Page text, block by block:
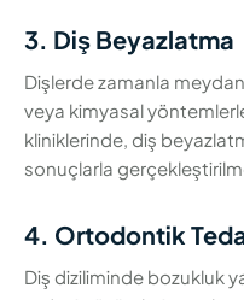
3. Diş Beyazlatma
Dişlerde zamanla
veya kimyasal
kliniklerinde, diş
sonuçlarla
4. Ortodontik
Diş diziliminde bozukluk